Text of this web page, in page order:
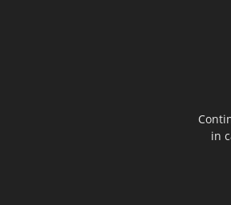
in